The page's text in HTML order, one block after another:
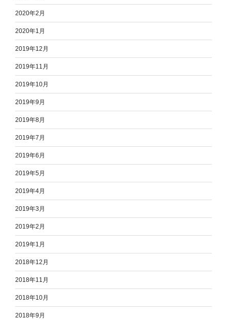
2020年2月
2020年1月
2019年12月
2019年11月
2019年10月
2019年9月
2019年8月
2019年7月
2019年6月
2019年5月
2019年4月
2019年3月
2019年2月
2019年1月
2018年12月
2018年11月
2018年10月
2018年9月